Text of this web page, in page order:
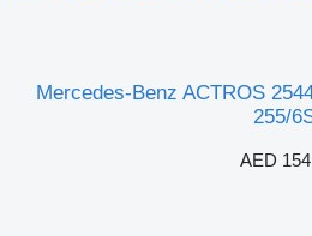
Mercedes-Benz ACTROS
255/
AED